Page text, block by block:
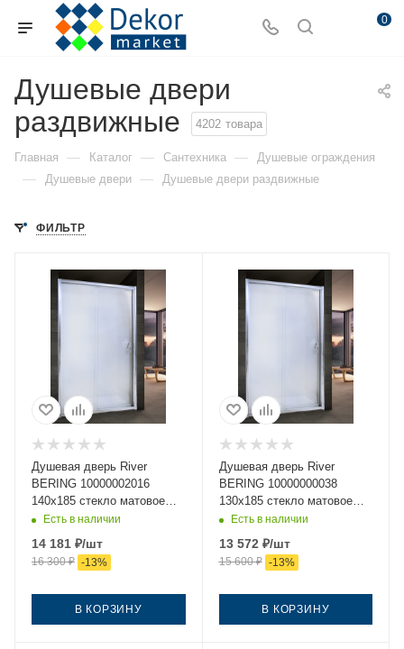
0
Душевые двери
раздвижные
4202 товара
Главная — Каталог — Сантехника — Душевые ограждения
— Душевые двери — Душевые двери раздвижные
ФИЛЬТР
Душевая дверь River
BERING 10000002016
140х185 стекло матовое
профиль хром
Есть в наличии
14 181 ₽/шт
16 300₽ -13%
В КОРЗИНУ
Душевая дверь River
BERING 10000000038
130х185 стекло матовое
профиль хром
Есть в наличии
13 572 ₽/шт
15 600₽ -13%
В КОРЗИНУ